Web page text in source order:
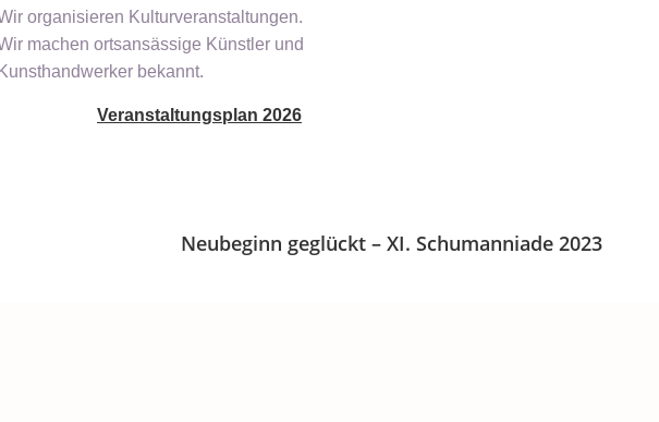
organisieren Kulturveranstaltungen.
machen ortsansässige Künstler und
bekannt.
Veranstaltungsplan 2026
Neubeginn geglückt – XI. Schumanniade 2023